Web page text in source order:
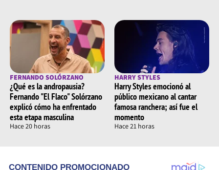
FERNANDO SOLÓRZANO
¿Qué es la andropausia?
Fernando "El Flaco" Solórzano
explicó cómo ha enfrentado
esta etapa masculina
Hace 20 horas
HARRY STYLES
Harry Styles emocionó al
público mexicano al cantar
famosa ranchera; así fue el
momento
Hace 21 horas